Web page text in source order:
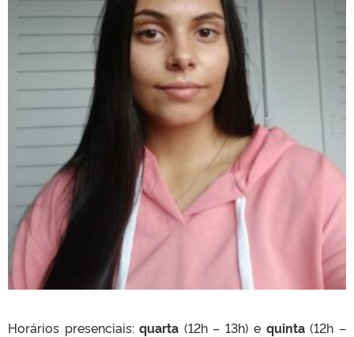
Horários presenciais:quarta (12h – 13h) e quinta(12h –